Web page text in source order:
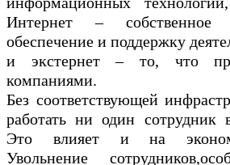
Интернет – собственное
обеспечение и поддержку
и экстернет – то, что
компаниями.
Без соответствующей
работать ни один сотрудник
Это влияет и на
Увольнение